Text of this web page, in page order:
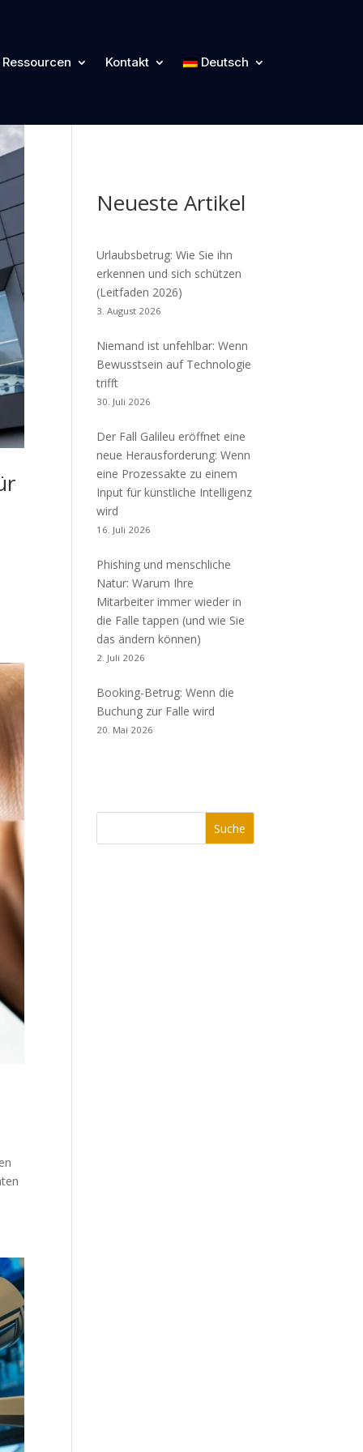
Ressourcen Kontakt Deutsch
Kategorien
Neueste Artikel
Urlaubsbetrug: Wie Sie ihn
erkennen und sich schützen
(Leitfaden 2026)
3. August 2026
Niemand ist unfehlbar: Wenn
Bewusstsein auf Technologie
trifft
30. Juli 2026
Der Fall Galileu eröffnet eine
neue Herausforderung: Wenn
eine Prozessakte zu einem
Input für künstliche Intelligenz
wird
16. Juli 2026
Phishing und menschliche
Natur: Warum Ihre
Mitarbeiter immer wieder in
die Falle tappen (und wie Sie
das ändern können)
2. Juli 2026
Booking-Betrug: Wenn die
Buchung zur Falle wird
20. Mai 2026
Suche